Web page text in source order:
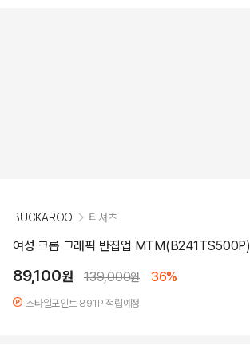
BUCKAROO 티셔츠
여성 크롭 그래픽 반집업 MTM(B241TS500P)
89,100원 139,000원 36%
스타일포인트 891P 적립예정